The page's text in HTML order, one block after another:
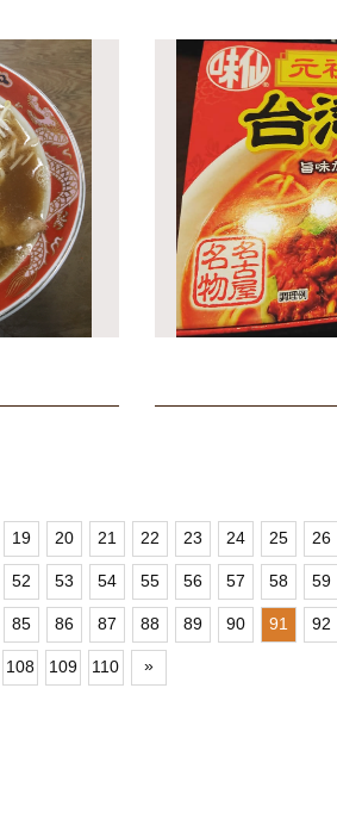
19 20 21 22 23 24 25 26
52 53 54 55 56 57 58 59
85 86 87 88 89 90 91 92
108 109 110 »